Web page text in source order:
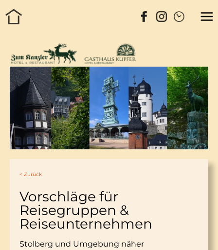
< Zurück
Vorschläge für
Reisegruppen &
Reiseunternehmen
Stolberg und Umgebung näher